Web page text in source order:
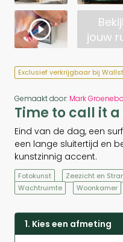
jouw
Exclusief verkrijgbaar bij
Gemaakt door: Mark
Time to call it
Eind van de dag, een
een lange sluitertijd en
kunstzinnig accent.
Fotokunst Zeezicht en
Wachtruimte
Woonkamer
1. Kies een afmeting